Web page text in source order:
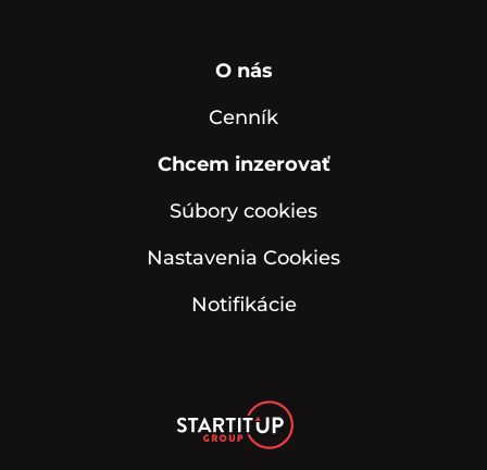
O nás
Cenník
Chcem inzerovať
Súbory cookies
Nastavenia Cookies
Notifikácie